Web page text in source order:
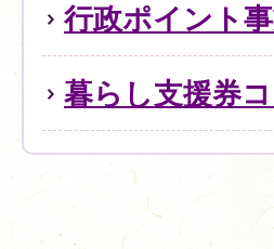
行政ポイント
暮らし支援券